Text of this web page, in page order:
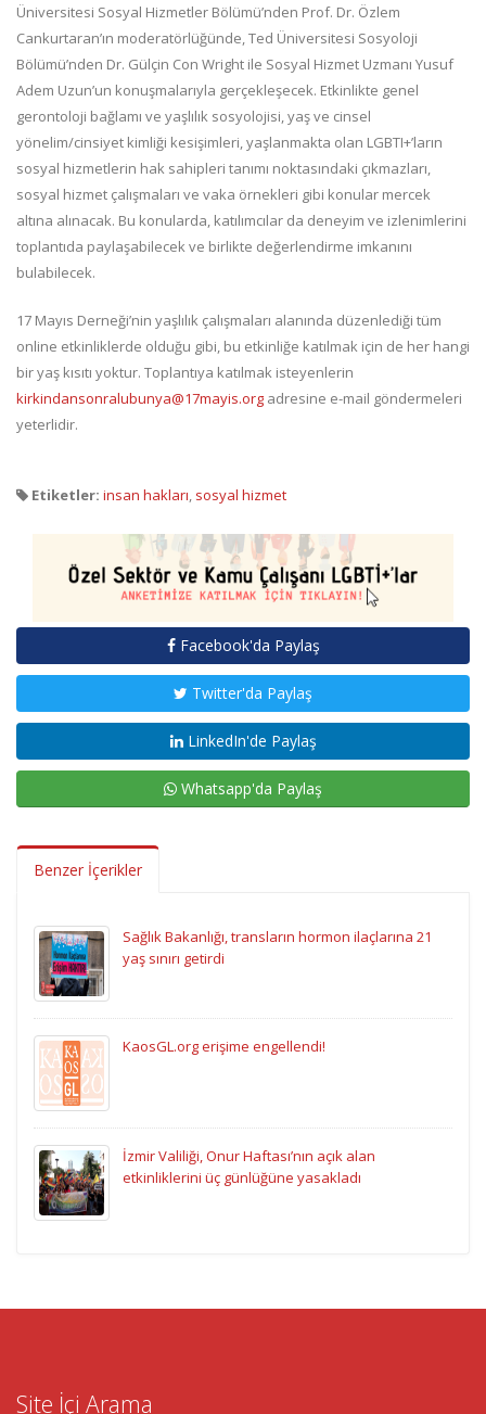
Üniversitesi Sosyal Hizmetler Bölümü’nden Prof. Dr. Özlem
Cankurtaran’ın moderatörlüğünde, Ted Üniversitesi Sosyoloji
Bölümü’nden Dr. Gülçin Con Wright ile Sosyal Hizmet Uzmanı Yusuf
Adem Uzun’un konuşmalarıyla gerçekleşecek. Etkinlikte genel
gerontoloji bağlamı ve yaşlılık sosyolojisi, yaş ve cinsel
yönelim/cinsiyet kimliği kesişimleri, yaşlanmakta olan LGBTI+’ların
sosyal hizmetlerin hak sahipleri tanımı noktasındaki çıkmazları,
sosyal hizmet çalışmaları ve vaka örnekleri gibi konular mercek
altına alınacak. Bu konularda, katılımcılar da deneyim ve izlenimlerini
toplantıda paylaşabilecek ve birlikte değerlendirme imkanını
bulabilecek.
17 Mayıs Derneği’nin yaşlılık çalışmaları alanında düzenlediği tüm
online etkinliklerde olduğu gibi, bu etkinliğe katılmak için de her hangi
bir yaş kısıtı yoktur. Toplantıya katılmak isteyenlerin
kirkindansonralubunya@17mayis.org adresine e-mail göndermeleri
yeterlidir.
Etiketler: insan hakları, sosyal hizmet
Facebook'da Paylaş
Twitter'da Paylaş
LinkedIn'de Paylaş
Whatsapp'da Paylaş
Benzer İçerikler
Sağlık Bakanlığı, transların hormon ilaçlarına 21
yaş sınırı getirdi
KaosGL.org erişime engellendi!
İzmir Valiliği, Onur Haftası’nın açık alan
etkinliklerini üç günlüğüne yasakladı
Site İçi Arama